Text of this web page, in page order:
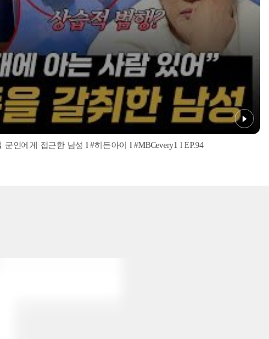
인에게 접근한 남성 l #히든아이 l #MBCevery1 l EP.94